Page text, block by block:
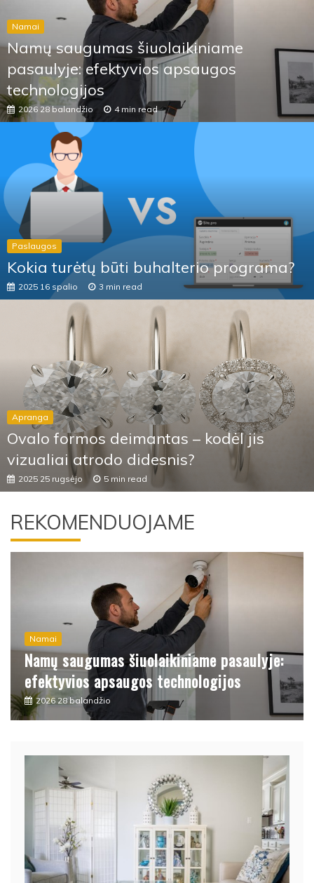
Namai
Namų saugumas šiuolaikiniame
pasaulyje: efektyvios apsaugos
technologijos
2026 28 balandžio 4 min read
Paslaugos
Kokia turėtų būti buhalterio programa?
2025 16 spalio 3 min read
Apranga
Ovalo formos deimantas – kodėl jis
vizualiai atrodo didesnis?
2025 25 rugsėjo 5 min read
REKOMENDUOJAME
Paslaugos
Kokia turėtų būti buhalterio programa?
2025 16 spalio